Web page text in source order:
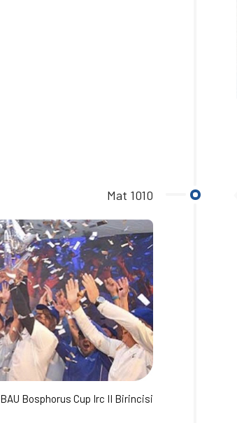
Mat 1010
BAU Bosphorus Cup Irc II Birincisi